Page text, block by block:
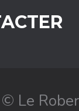
© Le